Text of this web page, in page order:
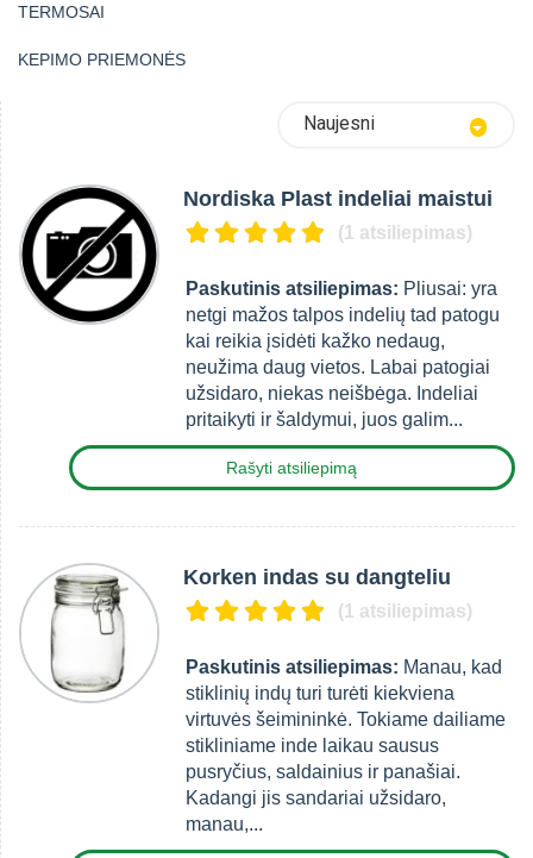
TERMOSAI
KEPIMO PRIEMONĖS
Naujesni
Nordiska Plast indeliai maistui
(1 atsiliepimas)
Paskutinis atsiliepimas: Pliusai: yra
netgi mažos talpos indelių tad patogu
kai reikia įsidėti kažko nedaug,
neužima daug vietos. Labai patogiai
užsidaro, niekas neišbėga. Indeliai
pritaikyti ir šaldymui, juos galim...
Rašyti atsiliepimą
Korken indas su dangteliu
(1 atsiliepimas)
Paskutinis atsiliepimas: Manau, kad
stiklinių indų turi turėti kiekviena
virtuvės šeimininkė. Tokiame dailiame
stikliniame inde laikau sausus
pusryčius, saldainius ir panašiai.
Kadangi jis sandariai užsidaro,
manau,...